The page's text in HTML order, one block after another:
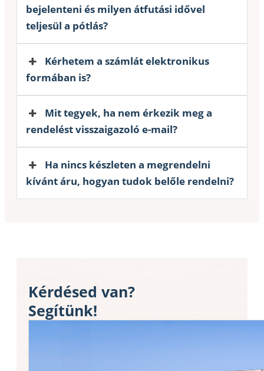
bejelenteni és milyen átfutási idővel
teljesül a pótlás?
Kérhetem a számlát elektronikus
formában is?
Mit tegyek, ha nem érkezik meg a
rendelést visszaigazoló e-mail?
Ha nincs készleten a megrendelni
kívánt áru, hogyan tudok belőle rendelni?
Kérdésed van?
Segítünk!